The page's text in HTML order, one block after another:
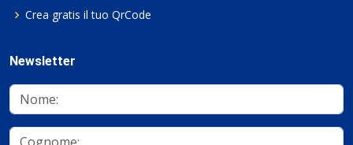
Crea gratis il tuo QrCode
Newsletter